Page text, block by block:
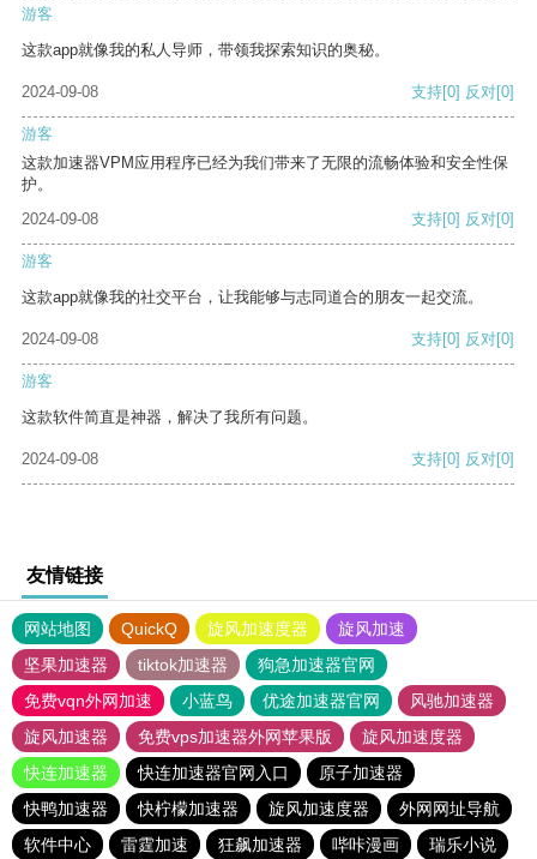
游客
这款app就像我的私人导师，带领我探索知识的奥秘。
2024-09-08 支持[0] 反对[0]
游客
这款加速器VPM应用程序已经为我们带来了无限的流畅体验和安全性保
护。
2024-09-08
支持[0] 反对[0]
游客
这款app就像我的社交平台，让我能够与志同道合的朋友一起交流。
2024-09-08 支持[0] 反对[0]
游客
这款软件简直是神器，解决了我所有问题。
2024-09-08 支持[0] 反对[0]
友情链接
网站地图 QuickQ 旋风加速度器
旋风加速
坚果加速器
tiktok加速器
狗急加速器官网
免费vqn外网加速
小蓝鸟 优途加速器官网
风驰加速器
旋风加速器
免费vps加速器外网苹果版
旋风加速度器
快连加速器
快连加速器官网入口
原子加速器
快鸭加速器
快柠檬加速器 旋风加速度器
外网网址导航
软件中心
雷霆加速 狂飙加速器 哔咔漫画 瑞乐小说